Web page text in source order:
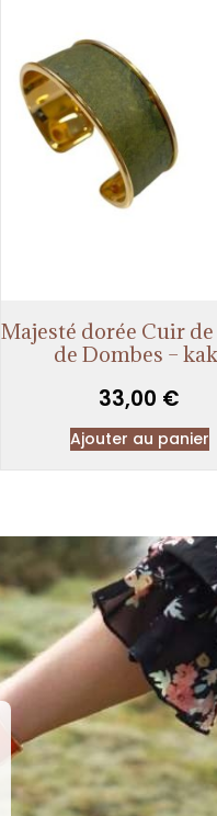
Majesté dorée Cuir
de Dombes –
33,00 €
Ajouter au panier